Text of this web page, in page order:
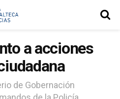
a acciones
de Gobernación